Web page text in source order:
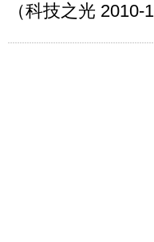
（科技之光 2010-